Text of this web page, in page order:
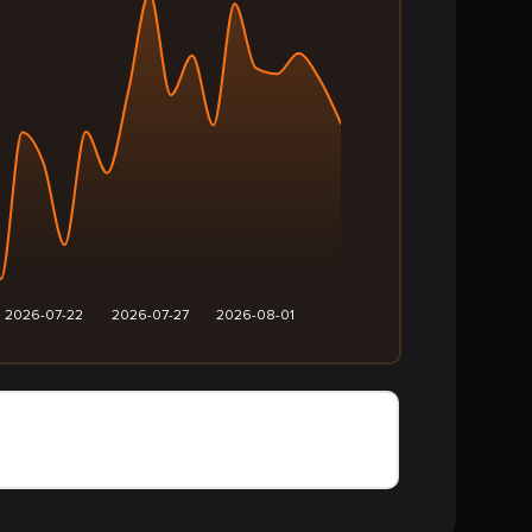
2026-07-22 2026-07-27 2026-08-01